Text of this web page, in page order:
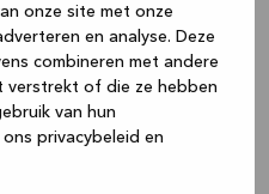
onze site met onze
en analyse. Deze
combineren met andere
verstrekt of die ze hebben
van hun
ons privacybeleid en